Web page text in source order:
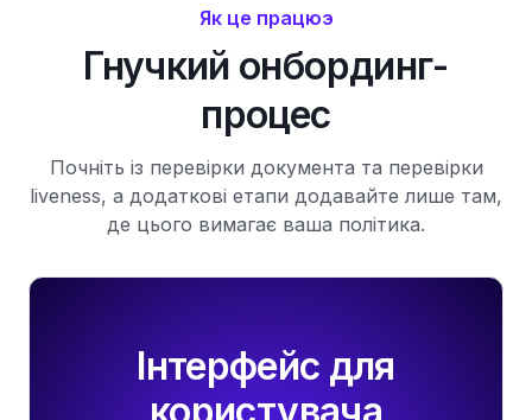
Як це працюэ
Гнучкий онбординг-
процес
Почніть із перевірки документа та перевірки
liveness, а додаткові етапи додавайте лише там,
де цього вимагає ваша політика.
Інтерфейс для